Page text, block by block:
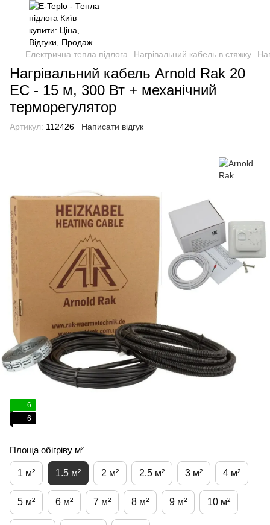
Електрична тепла підлога Нагрівальний кабель в стяжку
Нагрівальний кабель Arnold Rak 20
EC - 15 м, 300 Вт + механічний
терморегулятор
Артикул: 112426 Написати відгук
6
6
Площа обігріву м²
1 м² 1.5 м² 2 м² 2.5 м² 3 м² 4 м²
5 м² 6 м² 7 м² 8 м² 9 м² 10 м²